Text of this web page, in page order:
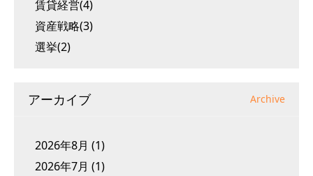
賃貸経営(4)
資産戦略(3)
選挙(2)
アーカイブ Archive
2026年8月 (1)
2026年7月 (1)